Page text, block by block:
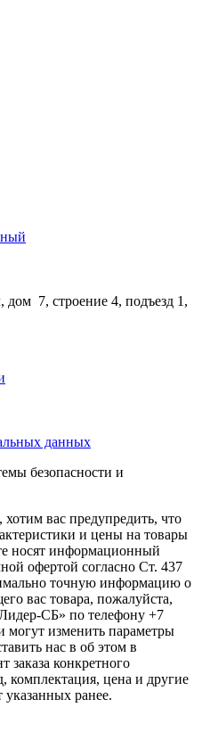
дом 7, строение 4, подъезд 1,
данных
безопасности и
вас предупредить, что
и цены на товары
носят информационный
офертой согласно Ст. 437
точную информацию о
вас товара, пожалуйста,
СБ» по телефону +7
могут изменить параметры
нас в об этом в
заказа конкретного
комплектация, цена и другие
указанных ранее.